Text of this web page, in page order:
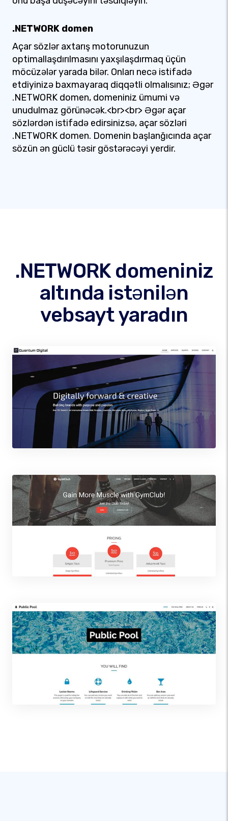
.NETWORK domen
Açar sözlər axtarış motorunuzun
optimallaşdırılmasını yaxşılaşdırmaq üçün
möcüzələr yarada bilər. Onları necə istifadə
etdiyinizə baxmayaraq diqqətli olmalısınız; Əgər
.NETWORK domen, domeniniz ümumi və
unudulmaz görünəcək.<br><br> Əgər açar
sözlərdən istifadə edirsinizsə, açar sözləri
.NETWORK domen. Domenin başlanğıcında açar
sözün ən güclü təsir göstərəcəyi yerdir.
.NETWORK domeniniz
altında istənilən
vebsayt yaradın